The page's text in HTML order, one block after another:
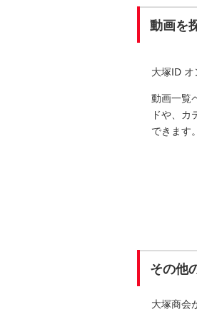
動画を
大塚ID オ
動画一覧
ドや、
できます。
その他
大塚商会